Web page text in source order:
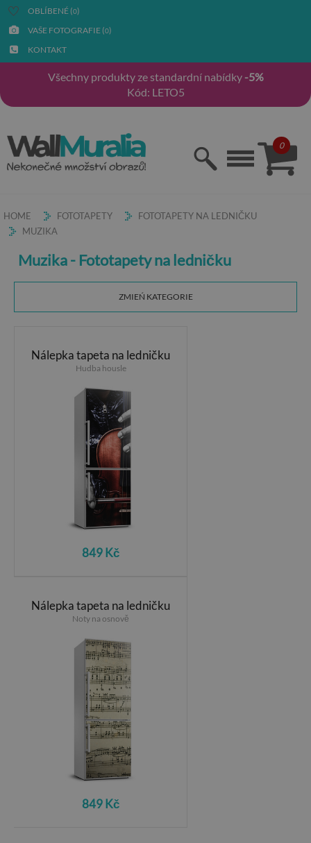
OBLÍBENÉ (0)
VAŠE FOTOGRAFIE (0)
KONTAKT
Všechny produkty ze standardní nabídky -5%
Kód: LETO5
0
HOME FOTOTAPETY
FOTOTAPETY NA LEDNIČKU
MUZIKA
Muzika - Fototapety na ledničku
ZMIEŃ KATEGORIE
Nálepka tapeta na ledničku
Hudba housle
849 Kč
Nálepka tapeta na ledničku
Noty na osnově
849 Kč